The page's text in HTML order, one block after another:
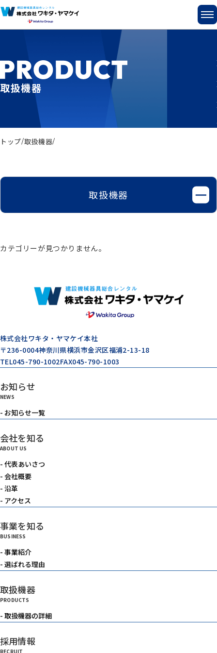
取扱機器
トップ 取扱機器
取扱機器
エアードライヤー
ゼネレータ（発電機）
モルタル注入機器
電動機器
送風機・集塵機・掃除機
水中ポンプ
重機
ベルトコンベアー
カテゴリーが見つかりません。
株式会社ワキタ・ヤマケイ本社
〒236-0004神奈川県横浜市金沢区福浦2-13-18
TEL045-790-1002FAX045-790-1003
お知らせ
NEWS
- お知らせ一覧
会社を知る
ABOUT US
- 代表あいさつ
- 会社概要
- 沿革
- アクセス
事業を知る
BUSINESS
- 事業紹介
- 選ばれる理由
取扱機器
PRODUCTS
- 取扱機器の詳細
採用情報
RECRUIT